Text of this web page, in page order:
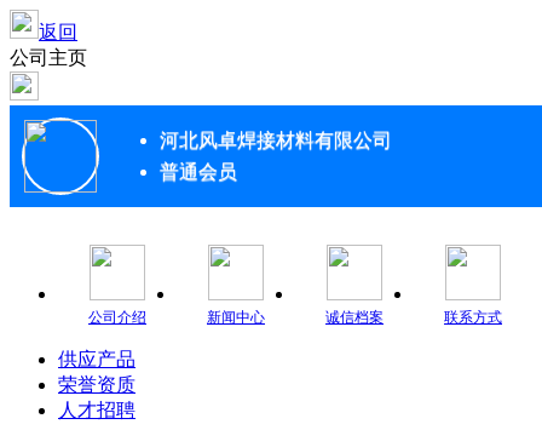
返回
公司主页
河北风卓焊接材料有限公司
普通会员
公司介绍 新闻中心 诚信档案 联系方式
供应产品
荣誉资质
人才招聘